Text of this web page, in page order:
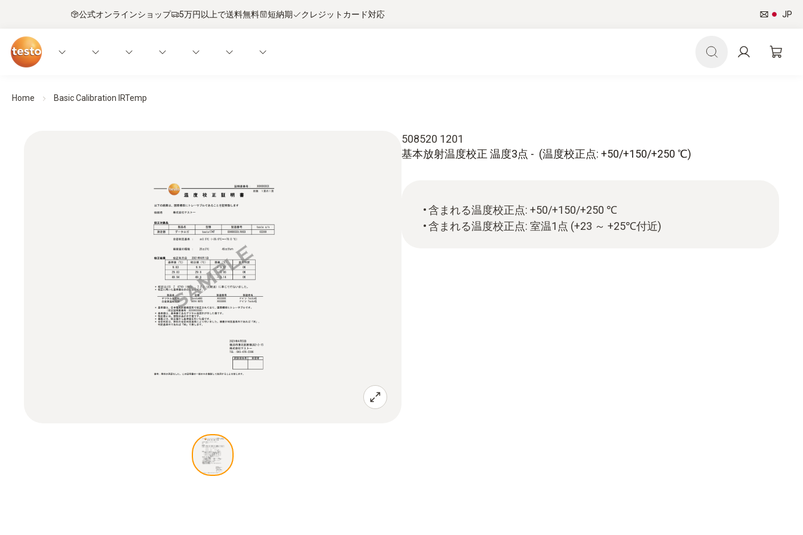
公式オンラインショップ 5万円以上で送料無料 短納期 クレジットカード対応 JP
Home Basic Calibration IRTemp
508520 1201
基本放射温度校正 温度3点 - (温度校正点: +50/+150/+250 ℃)
含まれる温度校正点: +50/+150/+250 ℃
含まれる温度校正点: 室温1点 (+23 ～ +25℃付近)